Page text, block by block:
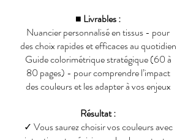
■ Livrables :
Nuancier personnalisé en tissus - pour
des choix rapides et efficaces au quotidien
Guide colorimétrique stratégique (60 à
80 pages) - pour comprendre l’impact
des couleurs et les adapter à vos enjeux
Résultat :
✓ Vous saurez choisir vos couleurs avec